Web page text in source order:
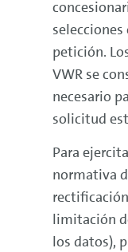
petición.
VWR se
necesario
solicitud
Para
normativa
limitación
los datos),